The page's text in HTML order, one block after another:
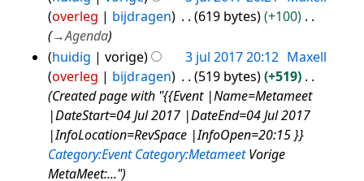
r
k
i
n
g
s
s
a
m
overleg
bijdragen 619 bytes
+100
→Agenda
huidig
vorige 3 jul 2017 20:12 Maxell
overleg
bijdragen 519 bytes
+519
Created page with "{{Event |Name=Metameet
|DateStart=04 Jul 2017 |DateEnd=04 Jul 2017
|InfoLocation=RevSpace |InfoOpen=20:15 }}
Category:Event Category:MetameetVorige
MetaMeet:..."